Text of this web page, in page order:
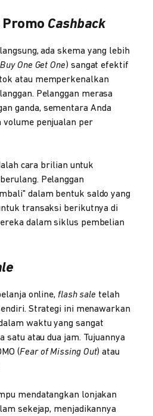
Promo Cashback
ada skema yang lebih
Buy One Get One) sangat efektif
atau memperkenalkan
Pelanggan merasa
ganda, sementara Anda
penjualan per
cara brilian untuk
Pelanggan
dalam bentuk saldo yang
transaksi berikutnya di
dalam siklus pembelian
online, flash sale telah
Strategi ini menawarkan
waktu yang sangat
satu atau dua jam. Tujuannya
(Fear of Missing Out) atau
mendatangkan lonjakan
sekejap, menjadikannya